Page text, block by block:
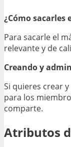
¿Cómo sacarles
Para sacarle el
relevante y de
Creando y
Si quieres crear
para los
comparte.
Atributos